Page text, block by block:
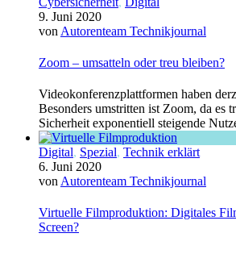
9. Juni 2020
von Autorenteam Technikjournal
Zoom – umsatteln oder treu bleiben?
Videokonferenzplattformen haben
Besonders umstritten ist Zoom, da es
Sicherheit exponentiell steigende
Digital, Spezial, Technik erklärt
6. Juni 2020
von Autorenteam Technikjournal
Virtuelle Filmproduktion: Digitales
Screen?